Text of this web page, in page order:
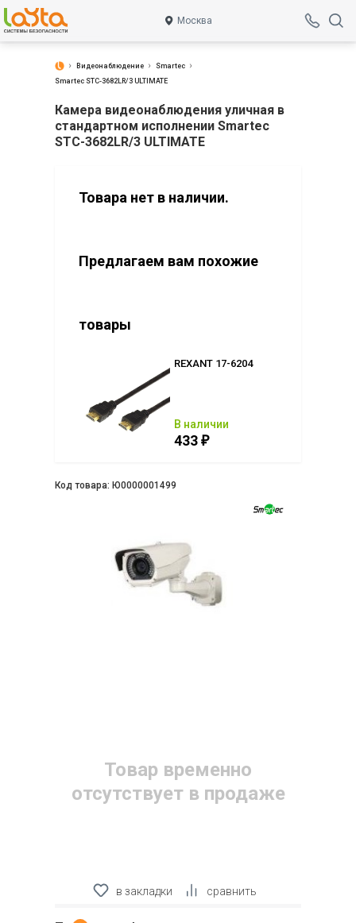
Москва
Видеонаблюдение
Smartec
Smartec STC-3682LR/3 ULTIMATE
Камера видеонаблюдения уличная в
стандартном исполнении Smartec
STC-3682LR/3 ULTIMATE
Товара нет в наличии.
Предлагаем вам похожие
товары
REXANT 17-6204
433 ₽
В наличии
Код товара: Ю0000001499
Товар временно
отсутствует в продаже
в закладки сравнить